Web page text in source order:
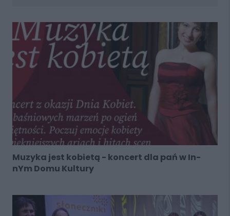
Muzyka jest kobietą - koncert dla pań w In-
nYm Domu Kultury